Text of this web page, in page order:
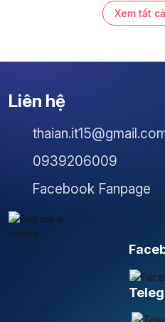
Xem tất
Liên hệ
0939206009
Facebook Fanpage